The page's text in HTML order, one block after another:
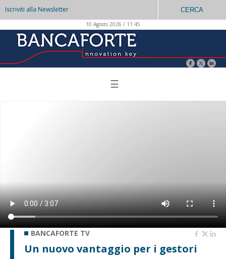
Iscriviti alla Newsletter CERCA
10 Agosto 2026 / 11:45
☰
BANCAFORTE TV
Un nuovo vantaggio per i gestori